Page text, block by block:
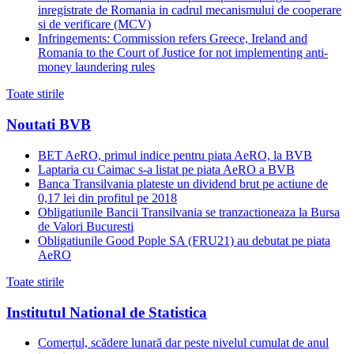
inregistrate de Romania in cadrul mecanismului de cooperare
si de verificare (MCV)
Infringements: Commission refers Greece, Ireland and
Romania to the Court of Justice for not implementing anti-
money laundering rules
Toate stirile
Noutati BVB
BET AeRO, primul indice pentru piata AeRO, la BVB
Laptaria cu Caimac s-a listat pe piata AeRO a BVB
Banca Transilvania plateste un dividend brut pe actiune de
0,17 lei din profitul pe 2018
Obligatiunile Bancii Transilvania se tranzactioneaza la Bursa
de Valori Bucuresti
Obligatiunile Good Pople SA (FRU21) au debutat pe piata
AeRO
Toate stirile
Institutul National de Statistica
Comerțul, scădere lunară dar peste nivelul cumulat de anul